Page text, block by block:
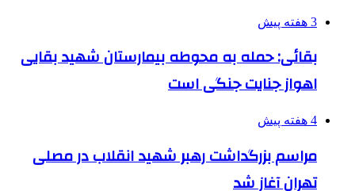
3 هفته پیش
بقائی: حمله به محوطه بیمارستان شهید بقایی
اهواز جنایت جنگی است
4 هفته پیش
مراسم بزرگداشت رهبر شهید انقلاب در مصلی
تهران آغاز شد